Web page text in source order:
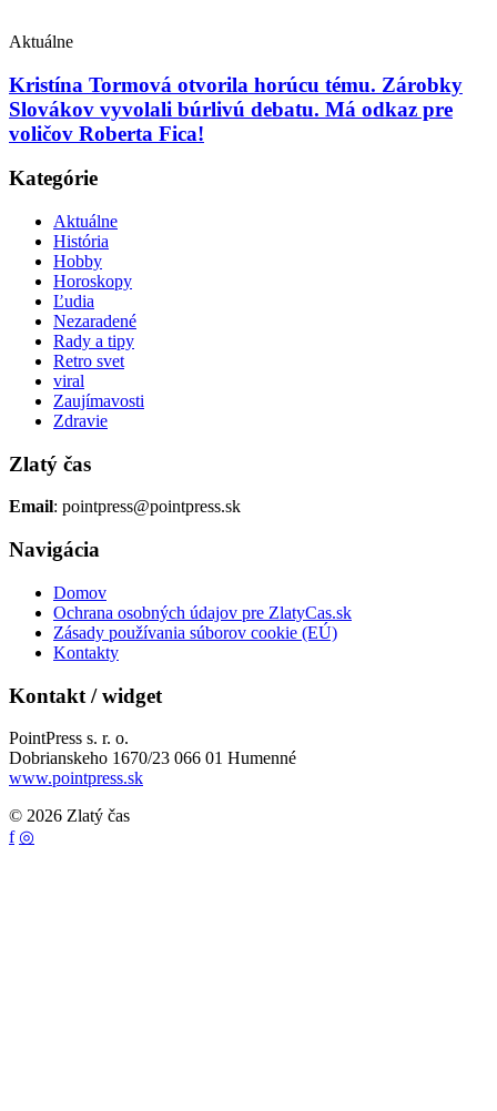
Aktuálne
Kristína Tormová otvorila horúcu tému. Zárobky
Slovákov vyvolali búrlivú debatu. Má odkaz pre
voličov Roberta Fica!
Kategórie
Aktuálne
História
Hobby
Horoskopy
Ľudia
Nezaradené
Rady a tipy
Retro svet
viral
Zaujímavosti
Zdravie
Zlatý čas
Email: pointpress@pointpress.sk
Navigácia
Domov
Ochrana osobných údajov pre ZlatyCas.sk
Zásady používania súborov cookie (EÚ)
Kontakty
Kontakt / widget
PointPress s. r. o.
Dobrianskeho 1670/23 066 01 Humenné
www.pointpress.sk
© 2026 Zlatý čas
f ◎